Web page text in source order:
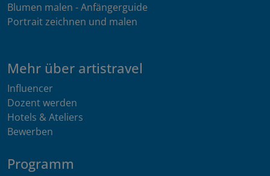
Blumen malen - Anfängerguide
Portrait zeichnen und malen
Mehr über artistravel
Influencer
Dozent werden
Hotels & Ateliers
Bewerben
Programm